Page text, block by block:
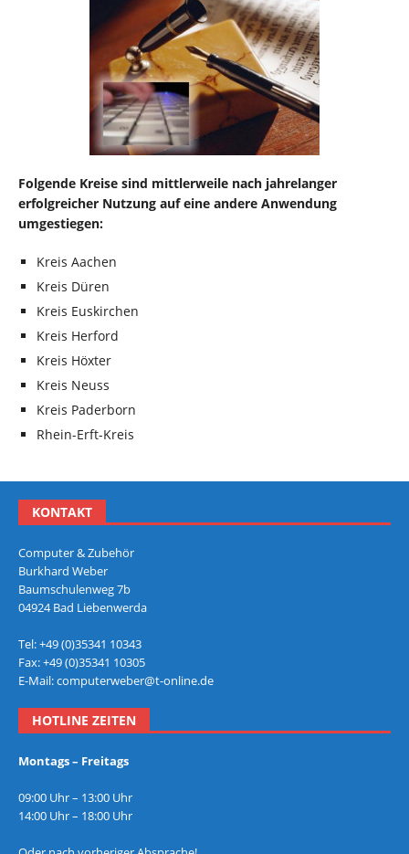
Folgende Kreise sind mittlerweile nach jahrelanger
erfolgreicher Nutzung auf eine andere Anwendung
umgestiegen:
Kreis Aachen
Kreis Düren
Kreis Euskirchen
Kreis Herford
Kreis Höxter
Kreis Neuss
Kreis Paderborn
Rhein-Erft-Kreis
KONTAKT
Computer & Zubehör
Burkhard Weber
Baumschulenweg 7b
04924 Bad Liebenwerda
Tel: +49 (0)35341 10343
Fax: +49 (0)35341 10305
E-Mail: computerweber@t-online.de
HOTLINE ZEITEN
Montags – Freitags
09:00 Uhr – 13:00 Uhr
14:00 Uhr – 18:00 Uhr